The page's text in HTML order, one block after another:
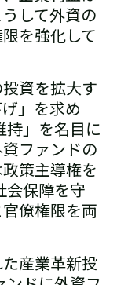
して外資の
を強化して
資を拡大す
」を求め
持」を名目に
ファンドの
策主導権を
会保障を守
僚権限を両
産業革新投